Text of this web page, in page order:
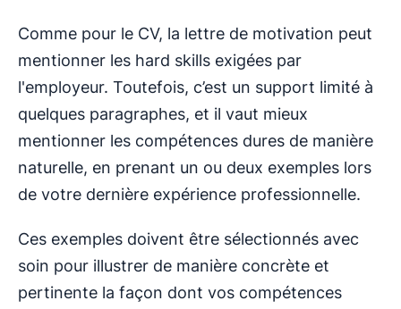
Comme pour le CV, la lettre de motivation peut
mentionner les hard skills exigées par
l'employeur. Toutefois, c’est un support limité à
quelques paragraphes, et il vaut mieux
mentionner les compétences dures de manière
naturelle, en prenant un ou deux exemples lors
de votre dernière expérience professionnelle.
Ces exemples doivent être sélectionnés avec
soin pour illustrer de manière concrète et
pertinente la façon dont vos compétences